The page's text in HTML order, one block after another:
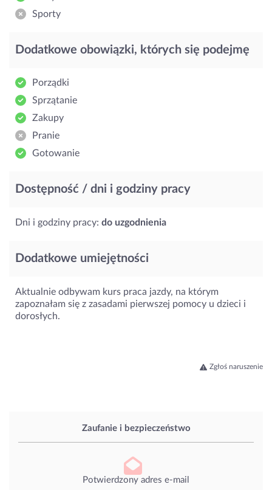
Zaufanie i bezpieczeństwo
Potwierdzony adres e-mail
Sporty
Dodatkowe obowiązki, których się podejmę
Porządki
Sprzątanie
Zakupy
Pranie
Gotowanie
Dostępność / dni i godziny pracy
Dni i godziny pracy: do uzgodnienia
Dodatkowe umiejętności
Aktualnie odbywam kurs praca jazdy, na którym
zapoznałam się z zasadami pierwszej pomocy u dzieci i
dorosłych.
Zgłoś naruszenie